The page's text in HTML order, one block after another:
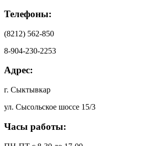
Телефоны:
(8212) 562-850
8-904-230-2253
Адрес:
г. Сыктывкар
ул. Сысольское шоссе 15/3
Часы работы: